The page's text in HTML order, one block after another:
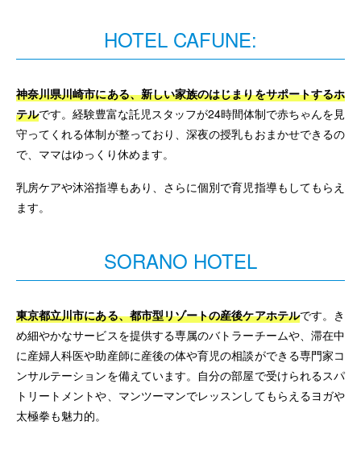
HOTEL CAFUNE:
神奈川県川崎市にある、新しい家族のはじまりをサポートするホ
テルです。経験豊富な託児スタッフが24時間体制で赤ちゃんを見
守ってくれる体制が整っており、深夜の授乳もおまかせできるの
で、ママはゆっくり休めます。
乳房ケアや沐浴指導もあり、さらに個別で育児指導もしてもらえ
ます。
SORANO HOTEL
東京都立川市にある、都市型リゾートの産後ケアホテルです。き
め細やかなサービスを提供する専属のバトラーチームや、滞在中
に産婦人科医や助産師に産後の体や育児の相談ができる専門家コ
ンサルテーションを備えています。自分の部屋で受けられるスパ
トリートメントや、マンツーマンでレッスンしてもらえるヨガや
太極拳も魅力的。